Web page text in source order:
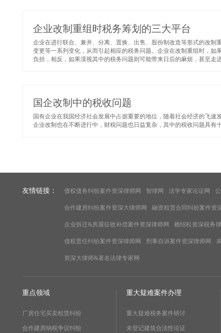
企业改制重组时税务筹划的三大平台
企业在进行联合、兼并、分离、置换、出售、股份制改造等形式的改
变更等一系列变化，从而引起相应的税务问题。企业在改制重组时，
负担，相反，如果漠视其中的税务问题则可能带来日后的麻烦，甚至走
国企改制中的税收问题
国有企业在我国经济社会发展中占据重要的地位，随着社会经济的飞
企业改制也在不断进行中，财税问题也日益复杂，其中的税收问题具有
友情链接： 债权债务纠纷案件资深律师网 智律网 法学专家论证网
合作建房纠纷案件资深大律师网 融资租赁合同纠纷案件资
企业拆迁&房屋征收补偿案件资深律师网 赖绍松资深税务
侵权责任纠纷案件资深律师网 刑事自诉案件资深律师网
资深大律师&著名法律专家网
重点领域
厂房住宅买卖租赁纠纷
合作建房纳税争议纠纷
重大疑难案件办理
重大疑难税务案件研讨
未登记建筑合法性论证